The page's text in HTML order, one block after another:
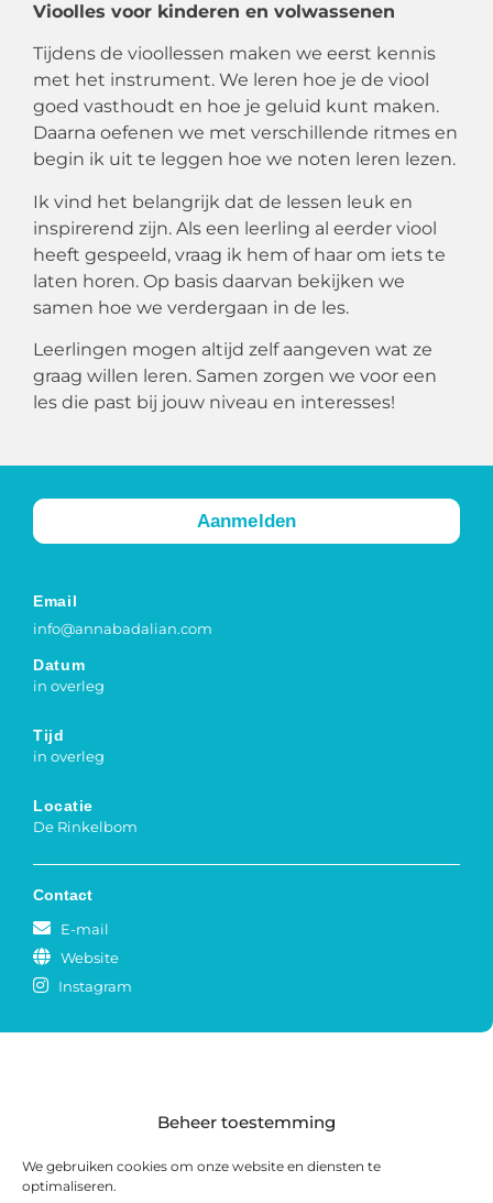
Beheer toestemming
We gebruiken cookies om onze website en diensten te
optimaliseren.
Vioolles voor kinderen en volwassenen
Tijdens de vioollessen maken we eerst kennis
met het instrument. We leren hoe je de viool
goed vasthoudt en hoe je geluid kunt maken.
Daarna oefenen we met verschillende ritmes en
begin ik uit te leggen hoe we noten leren lezen.
Ik vind het belangrijk dat de lessen leuk en
inspirerend zijn. Als een leerling al eerder viool
heeft gespeeld, vraag ik hem of haar om iets te
laten horen. Op basis daarvan bekijken we
samen hoe we verdergaan in de les.
Leerlingen mogen altijd zelf aangeven wat ze
graag willen leren. Samen zorgen we voor een
les die past bij jouw niveau en interesses!
Aanmelden
Email
info@annabadalian.com
Datum
in overleg
Tijd
in overleg
Locatie
De Rinkelbom
Contact
E-mail
Website
Instagram